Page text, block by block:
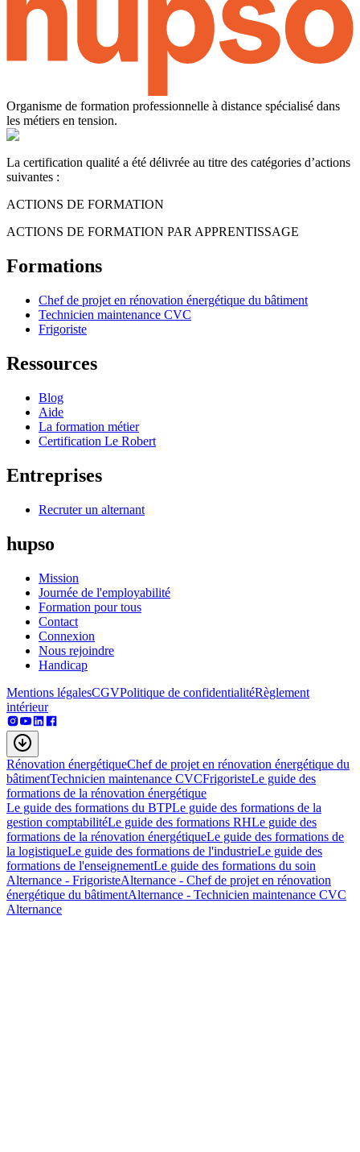
Organisme de formation professionnelle à distance spécialisé dans
les métiers en tension.
La certification qualité a été délivrée au titre des catégories d’actions
suivantes :
ACTIONS DE FORMATION
ACTIONS DE FORMATION PAR APPRENTISSAGE
Formations
Chef de projet en rénovation énergétique du bâtiment
Technicien maintenance CVC
Frigoriste
Ressources
Blog
Aide
La formation métier
Certification Le Robert
Entreprises
Recruter un alternant
hupso
Mission
Journée de l'employabilité
Formation pour tous
Contact
Connexion
Nous rejoindre
Handicap
Mentions légalesCGVPolitique de confidentialitéRèglement
intérieur
Rénovation énergétiqueChef de projet en rénovation énergétique du
bâtimentTechnicien maintenance CVCFrigoristeLe guide des
formations de la rénovation énergétique
Le guide des formations du BTPLe guide des formations de la
gestion comptabilitéLe guide des formations RHLe guide des
formations de la rénovation énergétiqueLe guide des formations de
la logistiqueLe guide des formations de l'industrieLe guide des
formations de l'enseignementLe guide des formations du soin
Alternance - FrigoristeAlternance - Chef de projet en rénovation
énergétique du bâtimentAlternance - Technicien maintenance CVC
Alternance